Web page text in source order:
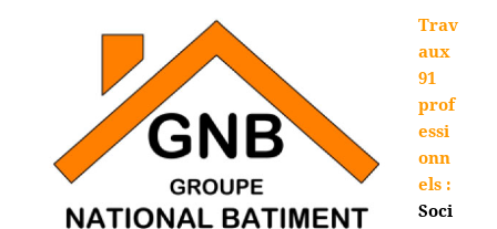
Trav
aux
91
prof
essi
onn
els :
Soci